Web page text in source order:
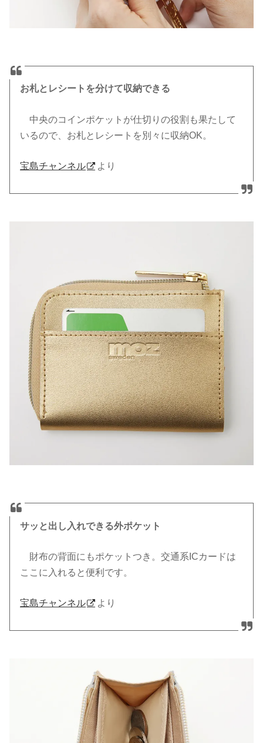
お札とレシートを分けて収納できる
中央のコインポケットが仕切りの役割も果たして
いるので、お札とレシートを別々に収納OK。
宝島チャンネル より
サッと出し入れできる外ポケット
財布の背面にもポケットつき。交通系 ICカードは
ここに入れると便利です。
宝島チャンネル より